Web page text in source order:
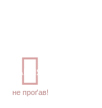
АКЦІЯ
не проґав!